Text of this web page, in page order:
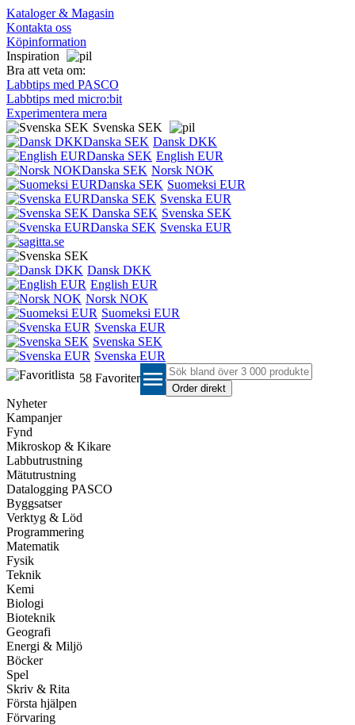
Kataloger & Magasin
Kontakta oss
Köpinformation
Inspiration
Bra att veta om:
Labbtips med PASCO
Labbtips med micro:bit
Experimentera mera
Svenska SEK
Dansk DKK
English EUR
Norsk NOK
Suomeksi EUR
Svenska EUR
Svenska SEK
Svenska EUR
Dansk DKK
English EUR
Norsk NOK
Suomeksi EUR
Svenska EUR
Svenska SEK
Svenska EUR
58 Favoriter menu
Nyheter
Kampanjer
Fynd
Mikroskop & Kikare
Labbutrustning
Mätutrustning
Datalogging PASCO
Byggsatser
Verktyg & Löd
Programmering
Matematik
Fysik
Teknik
Kemi
Biologi
Bioteknik
Geografi
Energi & Miljö
Böcker
Spel
Skriv & Rita
Första hjälpen
Förvaring